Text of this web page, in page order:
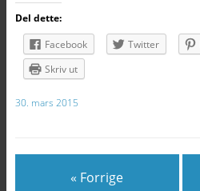
Del dette:
Facebook
Twitter
Skriv ut
30. mars 2015
« Forrige